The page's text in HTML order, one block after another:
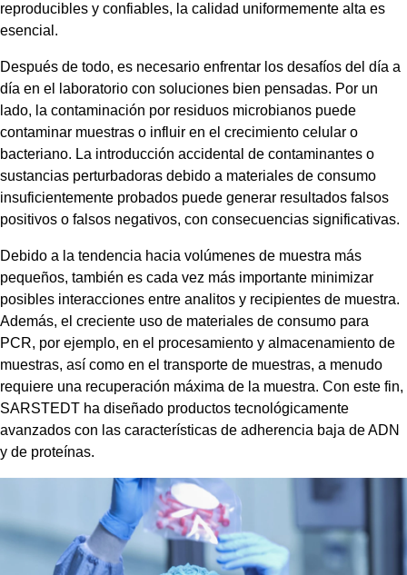
reproducibles y confiables, la calidad uniformemente alta es
esencial.
Después de todo, es necesario enfrentar los desafíos del día a
día en el laboratorio con soluciones bien pensadas. Por un
lado, la contaminación por residuos microbianos puede
contaminar muestras o influir en el crecimiento celular o
bacteriano. La introducción accidental de contaminantes o
sustancias perturbadoras debido a materiales de consumo
insuficientemente probados puede generar resultados falsos
positivos o falsos negativos, con consecuencias significativas.
Debido a la tendencia hacia volúmenes de muestra más
pequeños, también es cada vez más importante minimizar
posibles interacciones entre analitos y recipientes de muestra.
Además, el creciente uso de materiales de consumo para
PCR, por ejemplo, en el procesamiento y almacenamiento de
muestras, así como en el transporte de muestras, a menudo
requiere una recuperación máxima de la muestra. Con este fin,
SARSTEDT ha diseñado productos tecnológicamente
avanzados con las características de adherencia baja de ADN
y de proteínas.